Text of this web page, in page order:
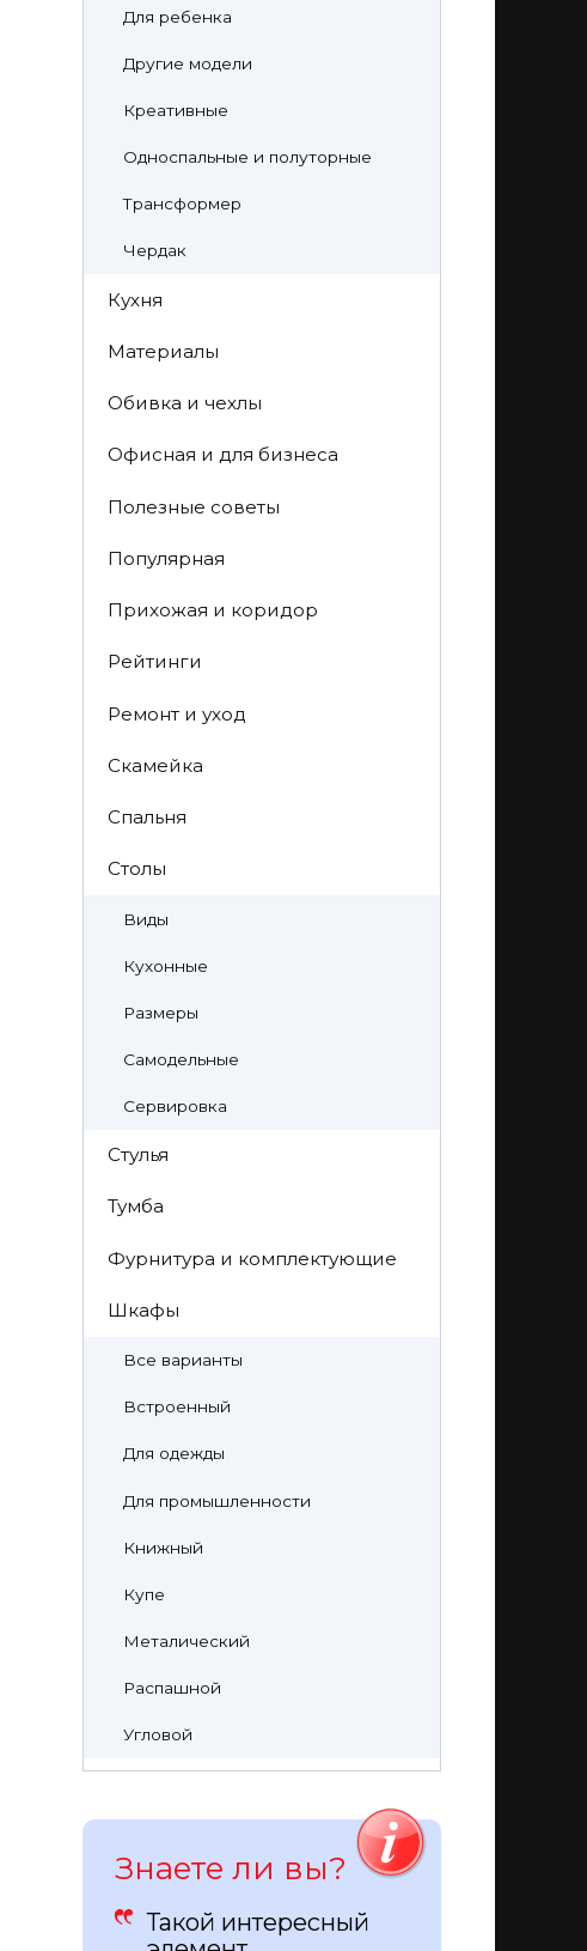
Для ребенка
Другие модели
Креативные
Односпальные и полуторные
Трансформер
Чердак
Кухня
Материалы
Обивка и чехлы
Офисная и для бизнеса
Полезные советы
Популярная
Прихожая и коридор
Рейтинги
Ремонт и уход
Скамейка
Спальня
Столы
Виды
Кухонные
Размеры
Самодельные
Сервировка
Стулья
Тумба
Фурнитура и комплектующие
Шкафы
Все варианты
Встроенный
Для одежды
Для промышленности
Книжный
Купе
Металический
Распашной
Угловой
Знаете ли вы?
Такой интересный